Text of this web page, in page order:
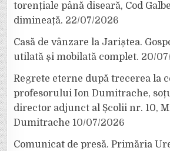
torențiale până diseară, Cod
dimineață. 22/07/2026
Casă de vânzare la Jariștea.
utilată și mobilată complet. 20/
Regrete eterne după trecerea la
profesorului Ion Dumitrache,
director adjunct al Școlii nr. 10,
Dumitrache 10/07/2026
Comunicat de presă. Primăria